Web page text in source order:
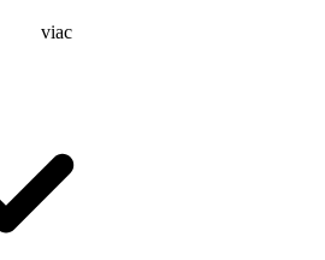
viac